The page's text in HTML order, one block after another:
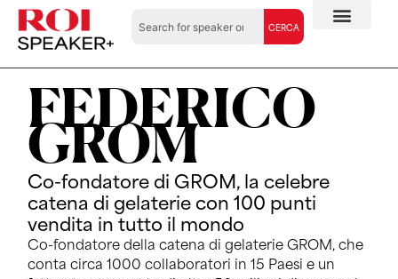
CERCA
FEDERICO
GROM
Co-fondatore di GROM, la celebre
catena di gelaterie con 100 punti
vendita in tutto il mondo
Co-fondatore della catena di gelaterie GROM, che
conta circa 1000 collaboratori in 15 Paesi e un